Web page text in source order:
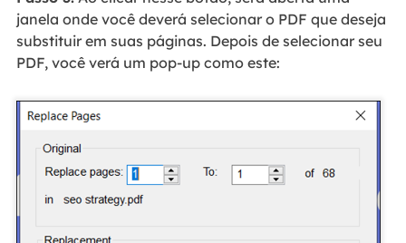
janela onde você deverá selecionar o PDF que deseja
substituir em suas páginas. Depois de selecionar seu
PDF, você verá um pop-up como este: